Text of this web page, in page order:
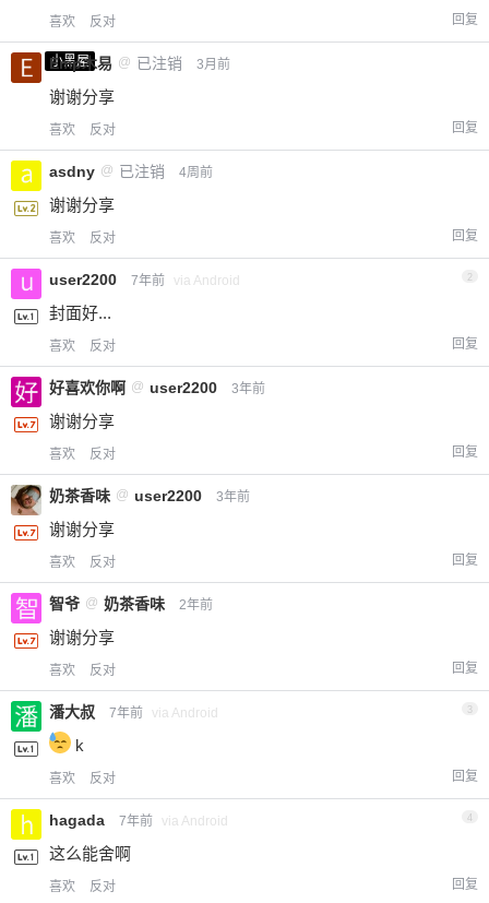
喜欢 反对 回复
小黑屋
Emp木易 @ 已注销 3月前
谢谢分享
喜欢 反对 回复
asdny @ 已注销 4周前
谢谢分享
喜欢 反对 回复
user2200 7年前 via Android 2
封面好...
喜欢 反对 回复
好喜欢你啊 @ user2200 3年前
谢谢分享
喜欢 反对 回复
奶茶香味 @ user2200 3年前
谢谢分享
喜欢 反对 回复
智爷 @ 奶茶香味 2年前
谢谢分享
喜欢 反对 回复
潘大叔 7年前 via Android 3
k
喜欢 反对 回复
hagada 7年前 via Android 4
这么能舍啊
喜欢 反对 回复